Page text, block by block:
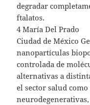
degradar
ftalatos.
4 María Del Prado
Ciudad de México
nanopartículas
controlada de
alternativas a
el sector salud